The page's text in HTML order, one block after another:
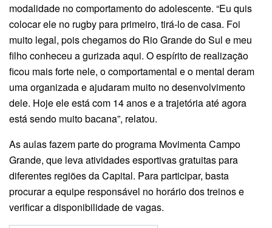
modalidade no comportamento do adolescente. “Eu quis
colocar ele no rugby para primeiro, tirá-lo de casa. Foi
muito legal, pois chegamos do Rio Grande do Sul e meu
filho conheceu a gurizada aqui. O espírito de realização
ficou mais forte nele, o comportamental e o mental deram
uma organizada e ajudaram muito no desenvolvimento
dele. Hoje ele está com 14 anos e a trajetória até agora
está sendo muito bacana”, relatou.
As aulas fazem parte do programa Movimenta Campo
Grande, que leva atividades esportivas gratuitas para
diferentes regiões da Capital. Para participar, basta
procurar a equipe responsável no horário dos treinos e
verificar a disponibilidade de vagas.